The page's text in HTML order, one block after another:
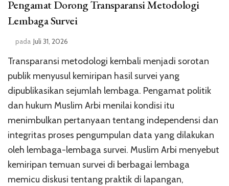
Pengamat Dorong Transparansi Metodologi
Lembaga Survei
pada Juli 31, 2026
Transparansi metodologi kembali menjadi sorotan
publik menyusul kemiripan hasil survei yang
dipublikasikan sejumlah lembaga. Pengamat politik
dan hukum Muslim Arbi menilai kondisi itu
menimbulkan pertanyaan tentang independensi dan
integritas proses pengumpulan data yang dilakukan
oleh lembaga-lembaga survei. Muslim Arbi menyebut
kemiripan temuan survei di berbagai lembaga
memicu diskusi tentang praktik di lapangan,